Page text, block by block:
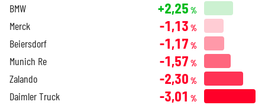
BMW +2,25 %
Merck -1,13 %
Beiersdorf -1,17 %
Munich Re -1,57 %
Zalando -2,30 %
Daimler Truck -3,01 %